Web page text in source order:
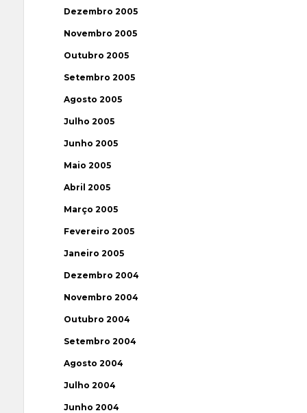
Dezembro 2005
Novembro 2005
Outubro 2005
Setembro 2005
Agosto 2005
Julho 2005
Junho 2005
Maio 2005
Abril 2005
Março 2005
Fevereiro 2005
Janeiro 2005
Dezembro 2004
Novembro 2004
Outubro 2004
Setembro 2004
Agosto 2004
Julho 2004
Junho 2004